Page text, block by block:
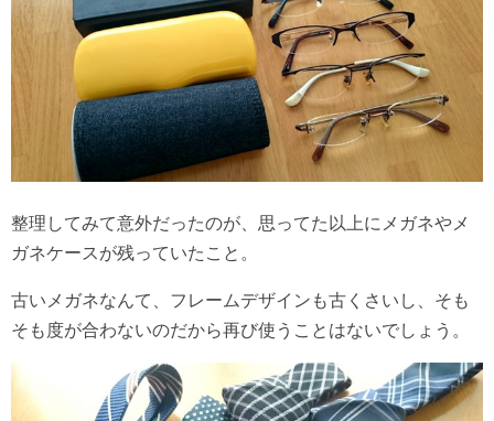
整理してみて意外だったのが、思ってた以上にメガネやメ
ガネケースが残っていたこと。
古いメガネなんて、フレームデザインも古くさいし、そも
そも度が合わないのだから再び使うことはないでしょう。